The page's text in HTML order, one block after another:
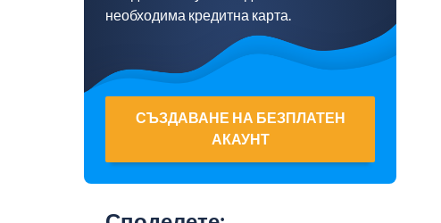
необходима кредитна карта.
СЪЗДАВАНЕ НА БЕЗПЛАТЕН
АКАУНТ